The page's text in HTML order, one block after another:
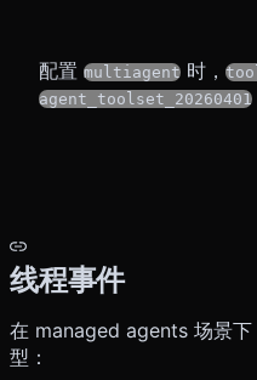
配置 multiagent 时，
agent_toolset_20260401
线程事件
在 managed agents 场景下
型：